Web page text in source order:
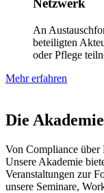
Netzwerk
An
beteiligten
oder Pflege
Mehr erfahren
Die Akademie
Von Compliance
Unsere Akademie
Veranstaltungen zur
unsere Seminare,